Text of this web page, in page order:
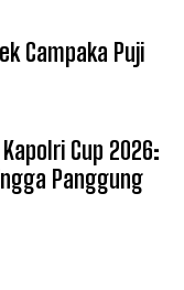
Campaka Puji
Cup 2026:
Panggung